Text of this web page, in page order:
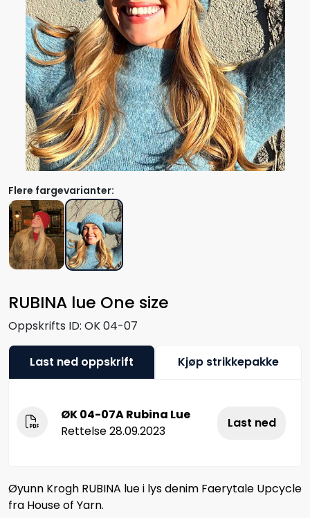
RUBINA lue One size
Oppskrifts ID: OK 04-07
Flere fargevarianter:
Last ned oppskrift Kjøp strikkepakke
ØK 04-07A Rubina Lue
Rettelse 28.09.2023
Last ned
Øyunn Krogh RUBINA lue i lys denim Faerytale Upcycle
fra House of Yarn.